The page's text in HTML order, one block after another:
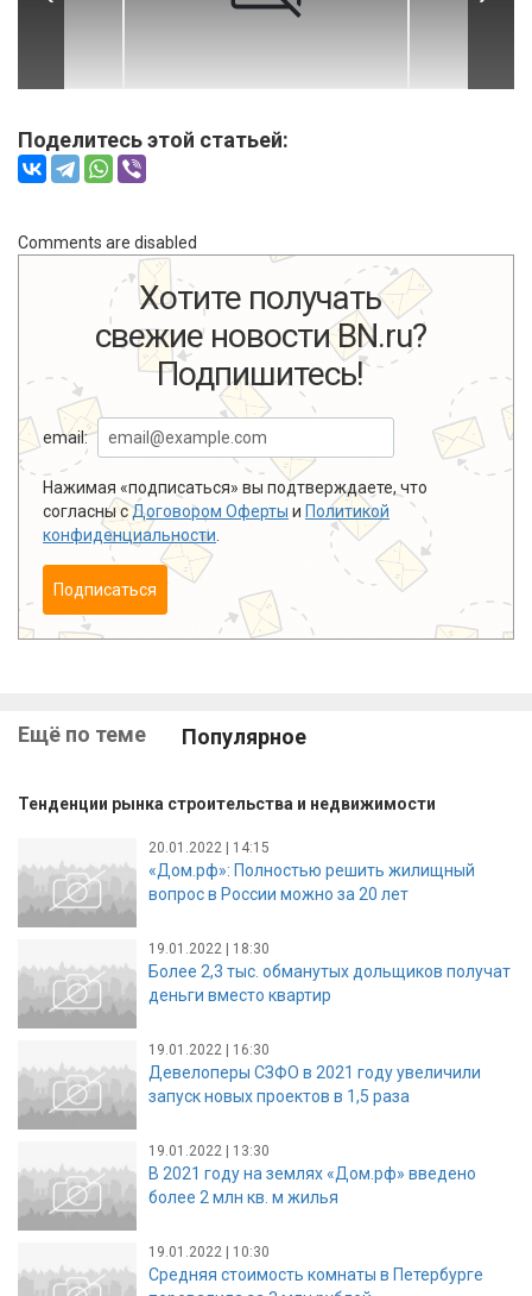
Поделитесь этой статьей:
Comments are disabled
Хотите получать
свежие новости BN.ru?
Подпишитесь!
email:
Нажимая «подписаться» вы подтверждаете, что
согласны сДоговором Оферты и Политикой
конфиденциальности
Подписаться
Ещё по теме Популярное
Тенденции рынка строительства и недвижимости
20.01.2022 | 14:15
«Дом.рф»: Полностью решить жилищный
вопрос в России можно за 20 лет
19.01.2022 | 18:30
Более 2,3 тыс. обманутых дольщиков получат
деньги вместо квартир
19.01.2022 | 16:30
Девелоперы СЗФО в 2021 году увеличили
запуск новых проектов в 1,5 раза
19.01.2022 | 13:30
В 2021 году на землях «Дом.рф» введено
более 2 млн кв. м жилья
19.01.2022 | 10:30
Средняя стоимость комнаты в Петербурге